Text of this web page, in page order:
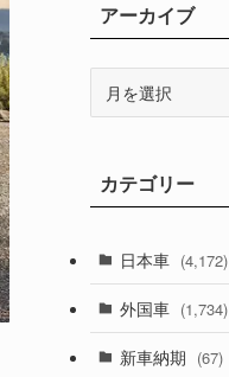
アーカイブ
ブカテゴリー
日本車 (4,172)
(1,321)
(329)
外国車 (1,734)
新車納期 (67)